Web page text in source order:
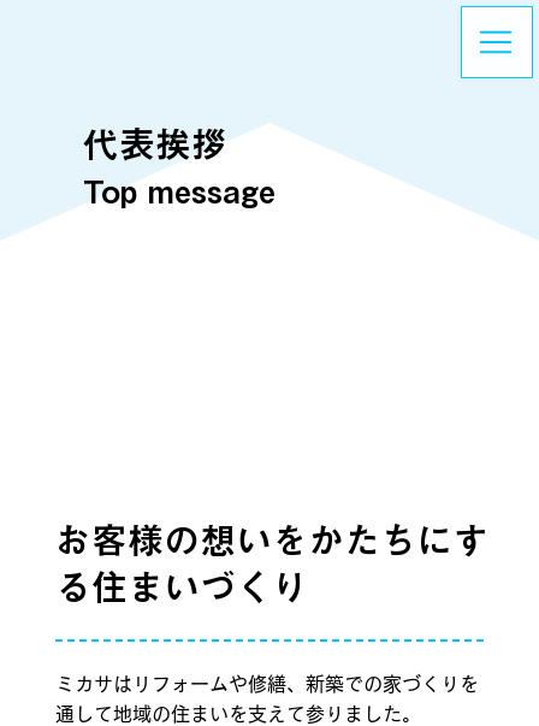
代表挨拶
Top message
お客様の想いをかたちにす
る住まいづくり
ミカサはリフォームや修繕、新築での家づくりを
通して地域の住まいを支えて参りました。